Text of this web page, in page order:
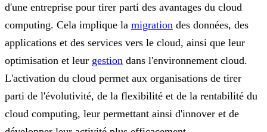
d'une entreprise pour tirer parti des avantages du cloud
computing. Cela implique la migration des données, des
applications et des services vers le cloud, ainsi que leur
optimisation et leur gestion dans l'environnement cloud.
L'activation du cloud permet aux organisations de tirer
parti de l'évolutivité, de la flexibilité et de la rentabilité du
cloud computing, leur permettant ainsi d'innover et de